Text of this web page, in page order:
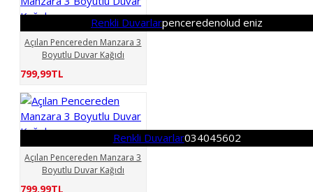
Renkli Duvarlarpenceredenolud eniz
Açılan Pencereden Manzara 3
Boyutlu Duvar Kağıdı
799,99TL
Renkli Duvarlar034045602
Açılan Pencereden Manzara 3
Boyutlu Duvar Kağıdı
799,99TL